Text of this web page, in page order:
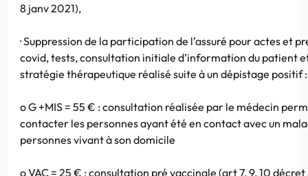
8 janv 2021),
·Suppression de la participation de l’assuré pour actes et
covid, tests, consultation initiale d’information du patient
stratégie thérapeutique réalisé suite à un dépistage positif :
oG +MIS = 55 € :consultation réalisée par le médecin
contacter les personnes ayant été en contact avec un
personnes vivant à son domicile
oVAC = 25 € : consultation pré vaccinale (art 7, 9, 10